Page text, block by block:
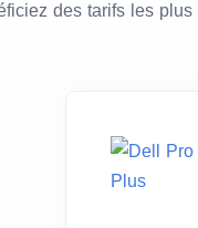
des tarifs les plus